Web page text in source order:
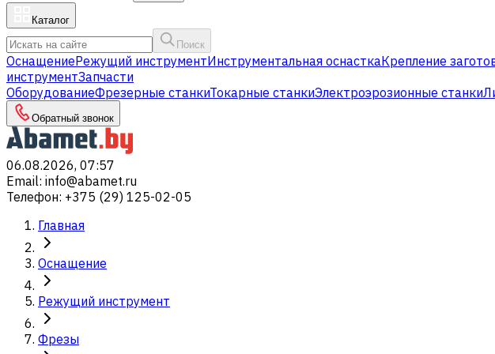
Каталог
Поиск
ОснащениеРежущий инструментИнструментальная оснасткаКрепление
инструментЗапчасти
ОборудованиеФрезерные станкиТокарные станкиЭлектроэрозионные станки
Обратный звонок
06.08.2026, 07:57
Email: info@abamet.ru
Телефон: +375 (29) 125-02-05
Главная
Оснащение
Режущий инструмент
Фрезы